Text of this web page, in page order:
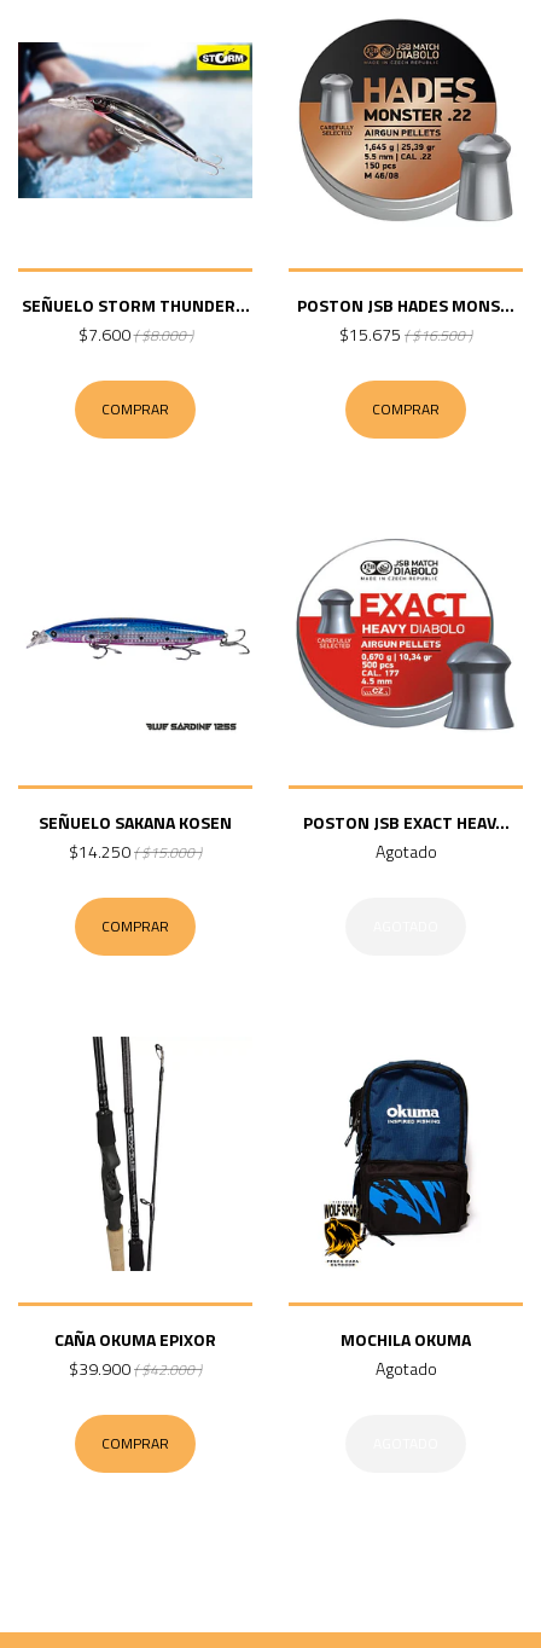
SEÑUELO STORM THUNDER...
$7.600( $8.000 )
COMPRAR
POSTON JSB HADES MONS...
$15.675 ( $16.500 )
COMPRAR
SEÑUELO SAKANA KOSEN
$14.250( $15.000 )
COMPRAR
POSTON JSB EXACT HEAV...
Agotado
CAÑA OKUMA EPIXOR
$39.900( $42.000 )
COMPRAR
MOCHILA OKUMA
Agotado